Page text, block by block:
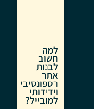
למה
חשוב
לבנות
אתר
רספונסיבי
וידידותי
למובייל?